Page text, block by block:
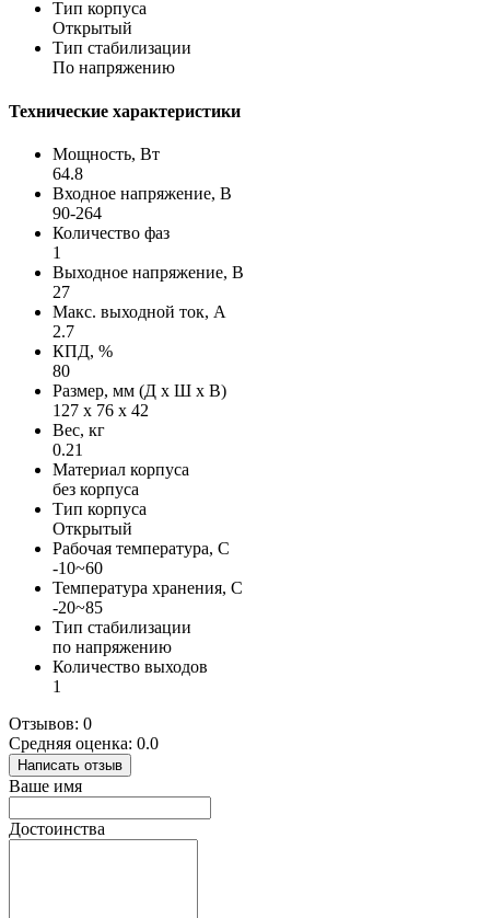
Тип корпуса
Открытый
Тип стабилизации
По напряжению
Технические характеристики
Мощность, Вт
64.8
Входное напряжение, В
90-264
Количество фаз
1
Выходное напряжение, В
27
Макс. выходной ток, А
2.7
КПД, %
80
Размер, мм (Д х Ш х В)
127 х 76 х 42
Вес, кг
0.21
Материал корпуса
без корпуса
Тип корпуса
Открытый
Рабочая температура, С
-10~60
Температура хранения, С
-20~85
Тип стабилизации
по напряжению
Количество выходов
1
Отзывов: 0
Средняя оценка: 0.0
Написать отзыв
Ваше имя
Достоинства